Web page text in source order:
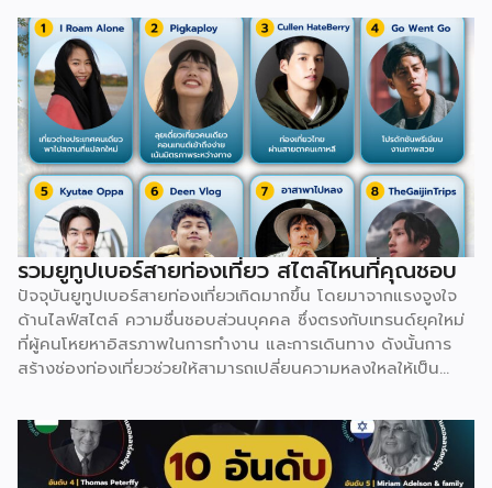
เป็นเอกลักษณ์เฉพาะตัวที่ไม่เหมือนภาษาใดในโลก นอกจากนี้
จอร์เจียยังเป็นที่ตั้งของ Ushguli หมู่บ้านที่มีคนอยู่อาศัยจริงซึ่ง
สูงที่สุดในยุโรป ล้อมรอบด้วยหอคอยหินโบราณ และมีเมืองถ้ำ
ขนาดใหญ่อย่าง Vardzia ที่ขุดเข้าไปในเนื้อหินถึง 13 ชั้นเพื่อใช้
ซ่อนตัวจากศัตรูในอดีต ยิ่งไปกว่านั้น ยามล้อมวงกินเลี้ยงใน
วัฒนธรรม Supra จะต้องมี Tamada หรือหัวหน้าโต๊ะคอยร่ายคำ
อวยพรยาวเหยียดสะท้อนเรื่องราวชีวิต ความรัก และบรรพบุรุษ
ก่อนที่ทุกคนจะยกแก้วดื่มพร้อมกัน ทำให้จอร์เจียไม่ได้มีดีแค่
ธรรมชาติ แต่เต็มไปด้วยอารยธรรมสุดลึกลับที่รอให้ไปสัมผัส
รวมยูทูปเบอร์สายท่องเที่ยว สไตล์ไหนที่คุณชอบ
ปัจจุบันยูทูปเบอร์สายท่องเที่ยวเกิดมากขึ้น โดยมาจากแรงจูงใจ
ด้านไลฟ์สไตล์ ความชื่นชอบส่วนบุคคล ซึ่งตรงกับเทรนด์ยุคใหม่
ที่ผู้คนโหยหาอิสรภาพในการทำงาน และการเดินทาง ดังนั้นการ
สร้างช่องท่องเที่ยวช่วยให้สามารถเปลี่ยนความหลงใหลให้เป็น
สปอนเซอร์แบรนด์สินค้า/โรงแรม, การขายสินค้าของตัวเอง ไป
จนถึงงานรับรีวิว สามารถต่อยอดออกไปได้อย่างหลากหลาย
นอกจากนี้ พฤติกรรมผู้บริโภคยุคปัจจุบันที่นิยมเสพวิดีโอท่อง